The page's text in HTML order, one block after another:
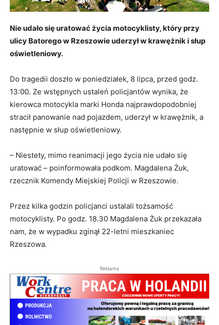
Nie udało się uratować życia motocyklisty, który przy
ulicy Batorego w Rzeszowie uderzył w krawężnik i słup
oświetleniowy.
Do tragedii doszło w poniedziałek, 8 lipca, przed godz.
13:00. Ze wstępnych ustaleń policjantów wynika, że
kierowca motocykla marki Honda najprawdopodobniej
stracił panowanie nad pojazdem, uderzył w krawężnik, a
następnie w słup oświetleniowy.
– Niestety, mimo reanimacji jego życia nie udało się
uratować – poinformowała podkom. Magdalena Żuk,
rzecznik Komendy Miejskiej Policji w Rzeszowie.
Przez kilka godzin policjanci ustalali tożsamość
motocyklisty. Po godz. 18.30 Magdalena Żuk przekazała
nam, że w wypadku zginął 22-letni mieszkaniec
Rzeszowa.
Reklama